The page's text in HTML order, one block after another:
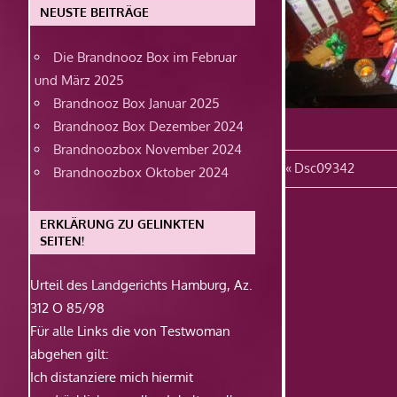
Vorheriger
Beitrag:
Dsc09342
NEUSTE BEITRÄGE
Die Brandnooz Box im Februar
und März 2025
Brandnooz Box Januar 2025
Brandnooz Box Dezember 2024
Brandnoozbox November 2024
Brandnoozbox Oktober 2024
ERKLÄRUNG ZU GELINKTEN
SEITEN!
Urteil des Landgerichts Hamburg, Az.
312 O 85/98
Für alle Links die von Testwoman
abgehen gilt:
Ich distanziere mich hiermit